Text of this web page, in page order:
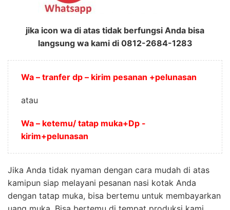
jika icon wa di atas tidak berfungsi Anda bisa
langsung wa kami di 0812-2684-1283
Wa – tranfer dp – kirim pesanan +pelunasan
atau
Wa – ketemu/ tatap muka+Dp -
kirim+pelunasan
Jika Anda tidak nyaman dengan cara mudah di atas
kamipun siap melayani pesanan nasi kotak Anda
dengan tatap muka, bisa bertemu untuk membayarkan